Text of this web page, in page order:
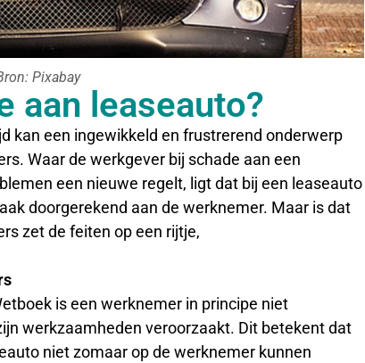
Pixabay
aan leaseauto?
kan een ingewikkeld en frustrerend onderwerp
Waar de werkgever bij schade aan een
een nieuwe regelt, ligt dat bij een leaseauto
doorgerekend aan de werknemer. Maar is dat
zet de feiten op een rijtje,
is een werknemer in principe niet
werkzaamheden veroorzaakt. Dit betekent dat
niet zomaar op de werknemer kunnen